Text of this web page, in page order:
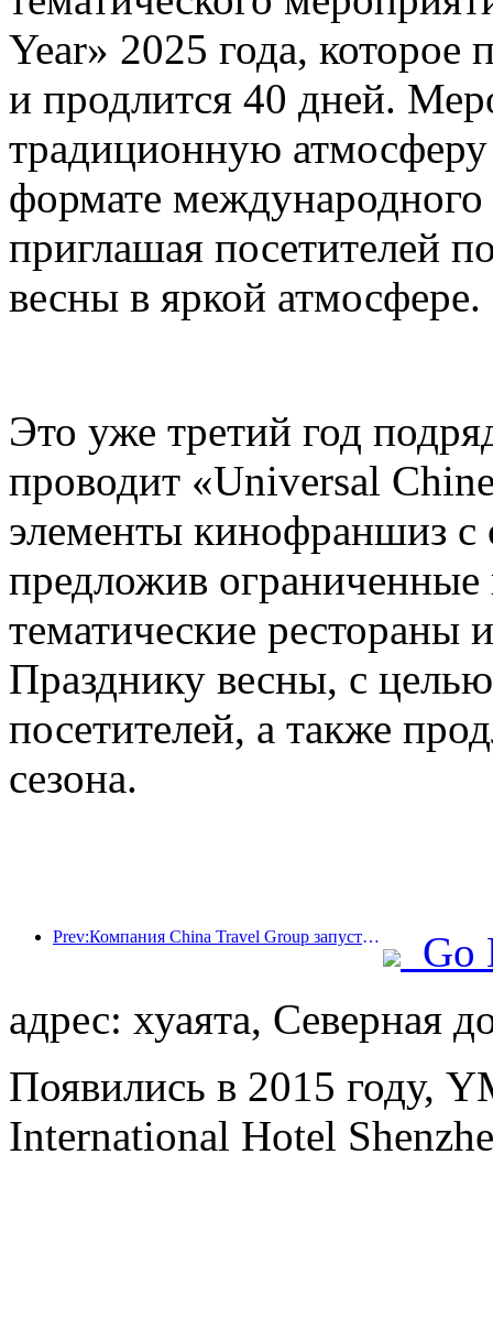
Year» 2025 года, которое
и продлится 40 дней.
традиционную атмосферу
формате международного
приглашая посетителей
весны в яркой атмосфере.
Это уже третий год
проводит «Universal
элементы кинофраншиз
предложив ограниченные
тематические
Празднику весны, с
посетителей, а также
сезона.
Prev:Компания China Travel Group запустила бренд 'China Travel Good Times' для расширения своего присутствия на рынке туризма для пожилых людей.
Go
адрес: хуаята, Северная
Появились в 2015 году,
International Hotel